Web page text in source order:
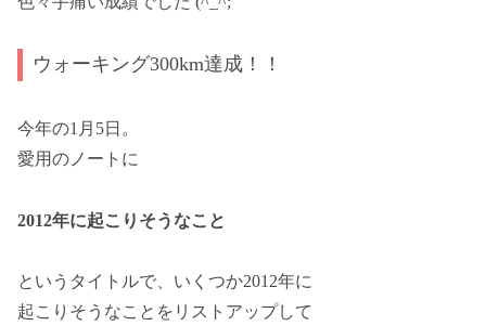
ウォーキング300km達成！！
今年の1月5日。
愛用のノートに
2012年に起こりそうなこと
というタイトルで、いくつか2012年に
起こりそうなことをリストアップして